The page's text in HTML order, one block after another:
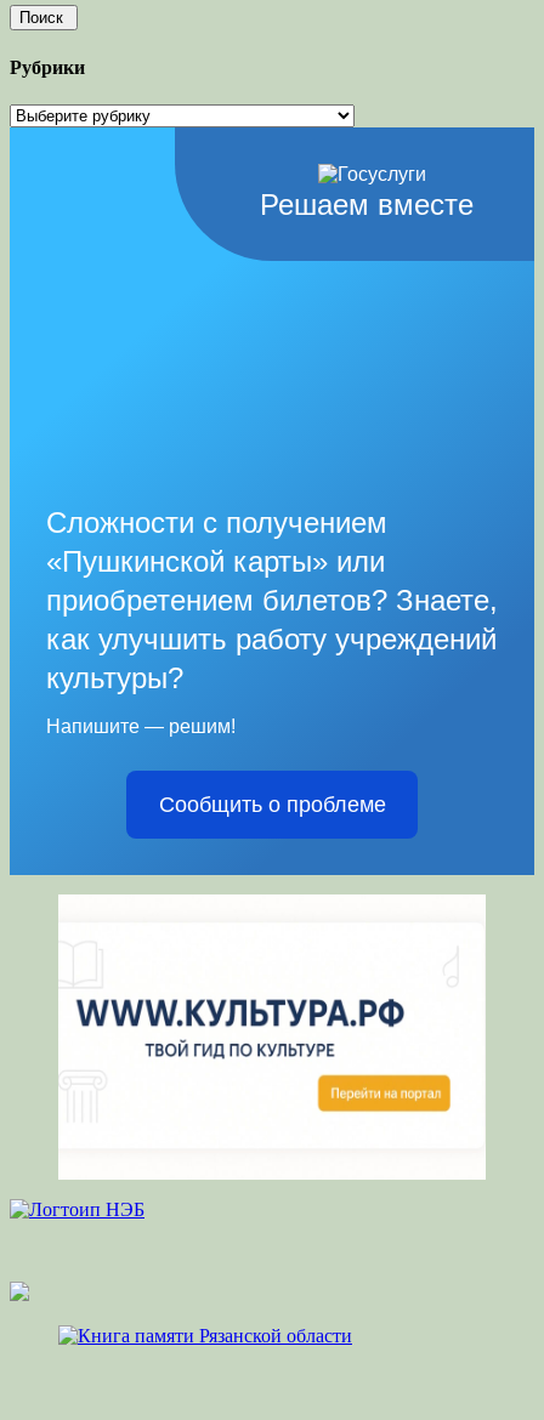
Рубрики
Рубрики
Решаем вместе
Сложности с получением
«Пушкинской карты» или
приобретением билетов? Знаете,
как улучшить работу учреждений
культуры?
Напишите — решим!
Сообщить о проблеме